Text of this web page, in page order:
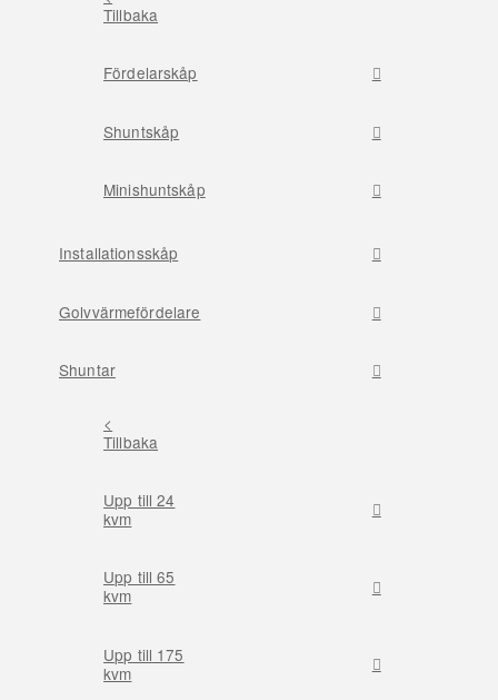
Tillbaka
Fördelarskåp
Shuntskåp
Minishuntskåp
Installationsskåp
Golvvärmefördelare
Shuntar
<
Tillbaka
Upp till 24
kvm
Upp till 65
kvm
Upp till 175
kvm